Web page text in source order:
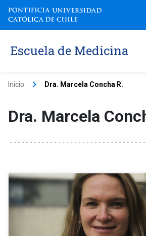
Escuela de Medicina
Inicio keyboard_arrow_right Dra. Marcela Concha R.
Dra. Marcela